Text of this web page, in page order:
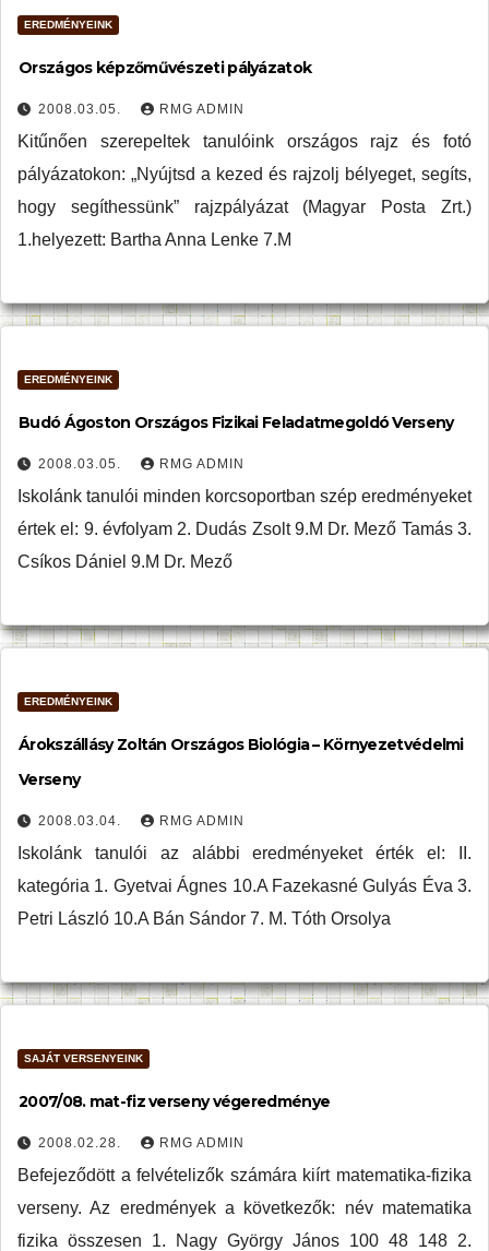
EREDMÉNYEINK
Országos képzőművészeti pályázatok
2008.03.05. RMG ADMIN
Kitűnően szerepeltek tanulóink országos rajz és fotó
pályázatokon: „Nyújtsd a kezed és rajzolj bélyeget, segíts,
hogy segíthessünk” rajzpályázat (Magyar Posta Zrt.)
1.helyezett: Bartha Anna Lenke 7.M
EREDMÉNYEINK
Budó Ágoston Országos Fizikai Feladatmegoldó Verseny
2008.03.05. RMG ADMIN
Iskolánk tanulói minden korcsoportban szép eredményeket
értek el: 9. évfolyam 2. Dudás Zsolt 9.M Dr. Mező Tamás 3.
Csíkos Dániel 9.M Dr. Mező
EREDMÉNYEINK
Árokszállásy Zoltán Országos Biológia – Környezetvédelmi
Verseny
2008.03.04. RMG ADMIN
Iskolánk tanulói az alábbi eredményeket érték el: II.
kategória 1. Gyetvai Ágnes 10.A Fazekasné Gulyás Éva 3.
Petri László 10.A Bán Sándor 7. M. Tóth Orsolya
SAJÁT VERSENYEINK
2007/08. mat-fiz verseny végeredménye
2008.02.28. RMG ADMIN
Befejeződött a felvételizők számára kiírt matematika-fizika
verseny. Az eredmények a következők: név matematika
fizika összesen 1. Nagy György János 100 48 148 2.